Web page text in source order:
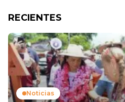
RECIENTES
Noticias